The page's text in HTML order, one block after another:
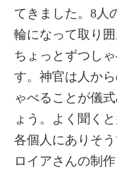
てきました。8人
輪になって取り
ちょっとずつし
す。神官は人か
ゃべることが儀
ょう。よく聞く
各個人にありそ
ロイアさんの制